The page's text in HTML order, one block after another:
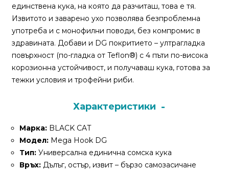
риболов
За
Поръчка
и
доставка
единствена кука, на която да разчиташ, това е тя.
Извитото и заварено ухо позволява безпроблемна
употреба и с монофилни поводи, без компромис в
здравината. Добави и DG покритието – ултрагладка
повърхност (по-гладка от Teflon®) с 4 пъти по-висока
корозионна устойчивост, и получаваш кука, готова за
тежки условия и трофейни риби.
Характеристики
Марка: BLACK CAT
Модел: Mega Hook DG
Тип: Универсална единична сомска кука
Връх: Дълъг, остър, извит – бързо самозасичане